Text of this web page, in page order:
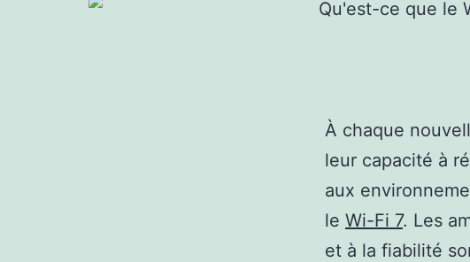
À chaque
leur capacité à
aux
le Wi-Fi 7. Les
et à la fiabilité